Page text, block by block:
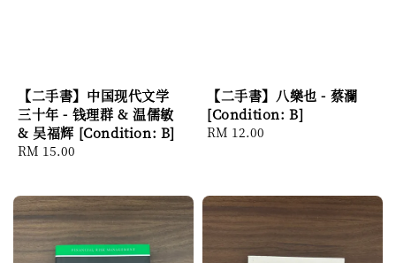
【二手書】中国现代文学
三十年 - 钱理群 & 温儒敏
& 吴福辉 [Condition: B]
Regular
RM 15.00
【二手書】八樂也 - 蔡瀾
[Condition: B]
Regular
RM 12.00